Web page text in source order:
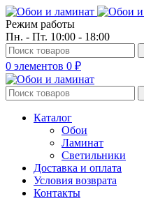
Режим работы
Пн. - Пт. 10:00 - 18:00
0 элементов 0 ₽
Каталог
Обои
Ламинат
Светильники
Доставка и оплата
Условия возврата
Контакты